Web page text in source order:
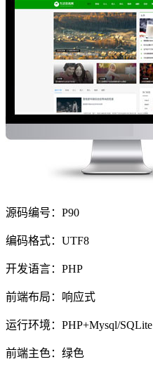
源码编号：P90
编码格式：UTF8
开发语言：PHP
前端布局：响应式
运行环境：PHP+Mysql/SQLite
前端主色：绿色